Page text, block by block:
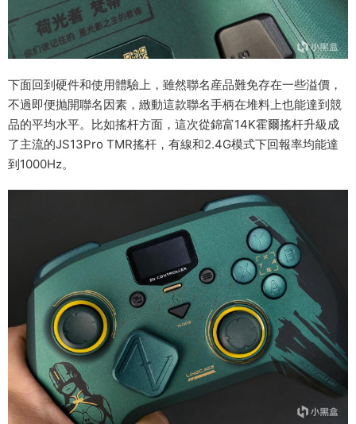
下面回到硬件和使用體驗上，雖然聯名産品難免存在一些溢價，
不過即便抛開聯名因素，緻動這款聯名手柄在堆料上也能達到競
品的平均水平。比如搖杆方面，這次從錦富14K霍爾搖杆升級成
了主流的JS13Pro TMR搖杆，有線和2.4G模式下回報率均能達
到1000Hz。